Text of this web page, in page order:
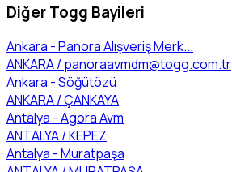
Diğer Togg Bayileri
Ankara - Panora Alışveriş Merk...
ANKARA /panoraavmdm@togg.com.tr
Ankara - Söğütözü
ANKARA / ÇANKAYA
Antalya - Agora Avm
ANTALYA / KEPEZ
Antalya - Muratpaşa